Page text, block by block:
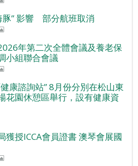
豚” 影響 部分航班取消
年第二次全體會議及養老保
小組聯合會議
康諮詢站” 8月份分別在松山東
花園休憩區舉行，設有健康資
獲授ICCA會員證書 澳琴會展國